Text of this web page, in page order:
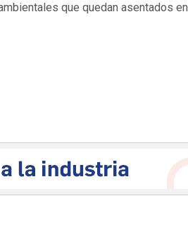
que quedan asentados